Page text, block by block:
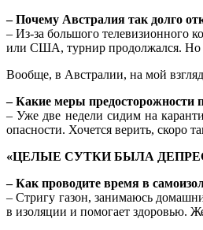
– Почему Австралия так долго
– Из-за большого телевизионного
или США, турнир продолжался. Но
Вообще, в Австралии, на мой
– Какие меры предосторожности
– Уже две недели сидим на
опасности. Хочется верить, скоро
«ЦЕЛЫЕ СУТКИ БЫЛА
– Как проводите время в
– Стригу газон, занимаюсь
в изоляции и помогает здоровью.